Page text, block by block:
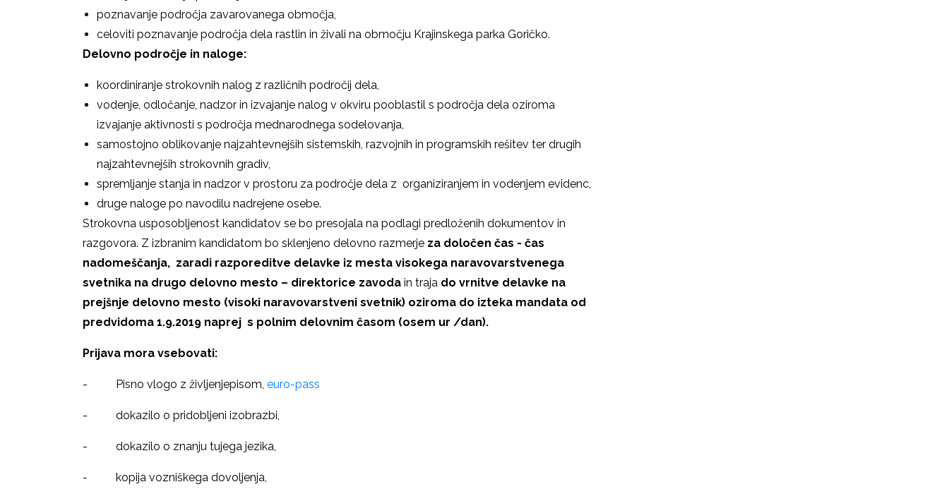
poznavanje področja zavarovanega območja,
celoviti poznavanje področja dela rastlin in živali na območju Krajinskega parka Goričko.
Delovno področje in naloge:
koordiniranje strokovnih nalog z različnih področij dela,
vodenje, odločanje, nadzor in izvajanje nalog v okviru pooblastil s področja dela oziroma
izvajanje aktivnosti s področja mednarodnega sodelovanja,
samostojno oblikovanje najzahtevnejših sistemskih, razvojnih in programskih rešitev ter drugih
najzahtevnejših strokovnih gradiv,
spremljanje stanja in nadzor v prostoru za področje dela z organiziranjem in vodenjem evidenc,
druge naloge po navodilu nadrejene osebe.
Strokovna usposobljenost kandidatov se bo presojala na podlagi predloženih dokumentov in
razgovora. Z izbranim kandidatom bo sklenjeno delovno razmerje za določen čas - čas
nadomeščanja, zaradi razporeditve delavke iz mesta visokega naravovarstvenega
svetnika na drugo delovno mesto – direktorice zavoda in traja do vrnitve delavke na
prejšnje delovno mesto (visoki naravovarstveni svetnik) oziroma do izteka mandata od
predvidoma 1.9.2019 naprej s polnim delovnim časom (osem ur /dan).
Prijava mora vsebovati:
- Pisno vlogo z življenjepisom, euro-pass
- dokazilo o pridobljeni izobrazbi,
- dokazilo o znanju tujega jezika,
- kopija vozniškega dovoljenja,